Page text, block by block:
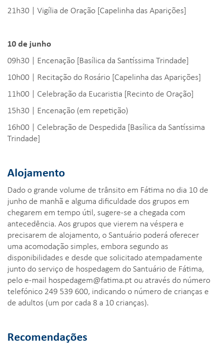
21h30 | Vigília de Oração [Capelinha das Aparições]
10 de junho
09h30 | Encenação [Basílica da Santíssima Trindade]
10h00 | Recitação do Rosário [Capelinha das Aparições]
11h00 | Celebração da Eucaristia [Recinto de Oração]
15h30 | Encenação (em repetição)
16h00 | Celebração de Despedida [Basílica da Santíssima
Trindade]
Alojamento
Dado o grande volume de trânsito em Fátima no dia 10 de
junho de manhã e alguma dificuldade dos grupos em
chegarem em tempo útil, sugere-se a chegada com
antecedência. Aos grupos que vierem na véspera e
precisarem de alojamento, o Santuário poderá oferecer
uma acomodação simples, embora segundo as
disponibilidades e desde que solicitado atempadamente
junto do serviço de hospedagem do Santuário de Fátima,
pelo e-mail hospedagem@fatima.pt ou através do número
telefónico 249 539 600, indicando o número de crianças e
de adultos (um por cada 8 a 10 crianças).
Recomendações